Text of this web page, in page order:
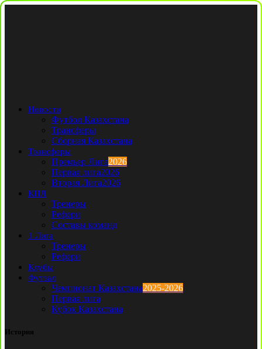
Новости
Футбол Казахстана
Трансферы
Сборная Казахстана
Трансферы
Премьер Лига2026
Первая лига2026
Вторая Лига2026
КПЛ
Тренеры
Рефери
Составы команд
1 Лига
Тренеры
Рефери
Клубы
Футзал
Чемпионат Казахстана2025-2026
Первая лига
Кубок Казахстана
История